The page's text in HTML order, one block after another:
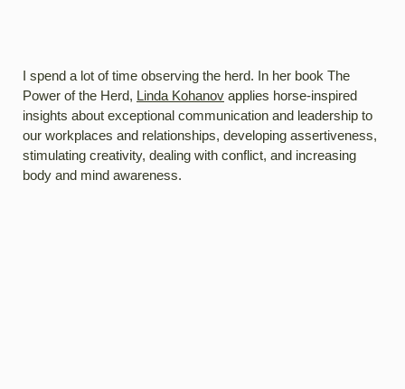
I spend a lot of time observing the herd. In her book The
Power of the Herd, Linda Kohanov applies horse-inspired
insights about exceptional communication and leadership to
our workplaces and relationships, developing assertiveness,
stimulating creativity, dealing with conflict, and increasing
body and mind awareness.